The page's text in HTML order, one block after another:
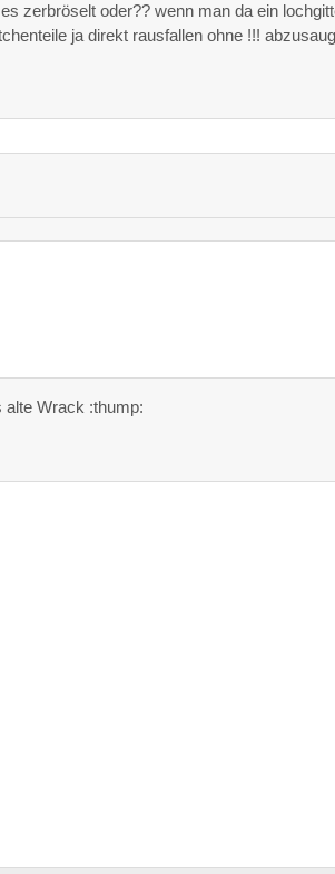
zerbröselt oder?? wenn man da ein
ja direkt rausfallen ohne !!!
alte Wrack :thump: